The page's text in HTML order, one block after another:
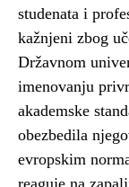
studenata i
kažnjeni zbog
Državnom
imenovanju
akademske
obezbedila
evropskim